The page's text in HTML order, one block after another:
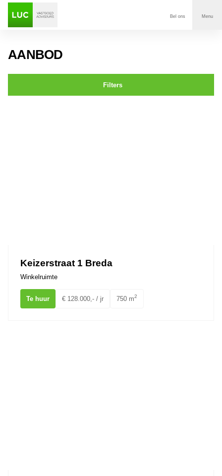
Bel ons Menu
AANBOD
Filters
Keizerstraat 1 Breda
Winkelruimte
Te huur € 128.000,- / jr 750 m2